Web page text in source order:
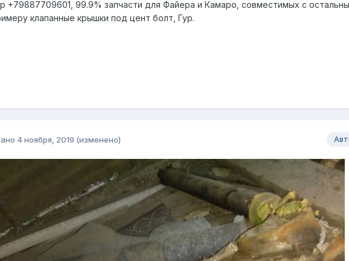
+79887709601, 99.9% запчасти для Файера и Камаро, совместимых с
клапанные крышки под цент болт, Гур.
4 ноября, 2019 (изменено)